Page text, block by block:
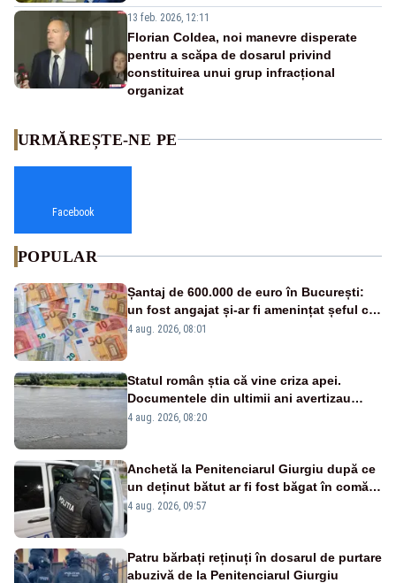
13 feb. 2026, 12:11
Florian Coldea, noi manevre disperate
pentru a scăpa de dosarul privind
constituirea unui grup infracțional
organizat
URMĂREȘTE-NE PE
Facebook
POPULAR
Șantaj de 600.000 de euro în București:
un fost angajat și-ar fi amenințat șeful că
îi împușcă fiul dacă nu primește banii
4 aug. 2026, 08:01
Statul român știa că vine criza apei.
Documentele din ultimii ani avertizau
asupra pericolului
4 aug. 2026, 08:20
Anchetă la Penitenciarul Giurgiu după ce
un deținut bătut ar fi fost băgat în comă:
11 percheziții la angajații instituției
4 aug. 2026, 09:57
Patru bărbați reținuți în dosarul de purtare
abuzivă de la Penitenciarul Giurgiu